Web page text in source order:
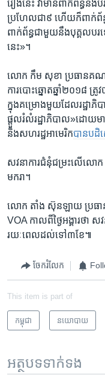
រឿង​នេះ វា​មាន​ពាក់ព័ន្ធ​នឹ
ប្រហែល​ជា៩ ហើយ​ក៏​ពាក់ព័
ពាក់ព័ន្ធ​ជាមួយ​នឹង​បុគ្គល​
នេះ»។
លោក ​កឹម សុខា​ ប្រធាន​គណ
ការ​បោះឆ្នោត​ឆ្នាំ​២០១៨
ក្នុង​គម្រោង​មួយ​ដែល​រដ្ឋ
ផ្ដួល​រំលំ​រដ្ឋាភិបាល»ដោយ​
និង​សហរដ្ឋអាមេរិក​បាន​បដិ
សវនាការ​ជំនុំ​ជម្រះ​លើ​លោ
មករា។
លោក តាំង ស៊ុនឡាយ ប្រធាន​
VOA​ កាល​ពី​ថ្ងៃ​អង្គារ​ថា
រយៈ​ពេល​ដល់​ទៅ៣​ខែ៕
ចែករំលែក
This item is part of
កម្ពុជា នយោបាយ
អត្ថបទ​ទាក់ទង